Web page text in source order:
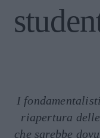
I
riapertura
che sarebbe